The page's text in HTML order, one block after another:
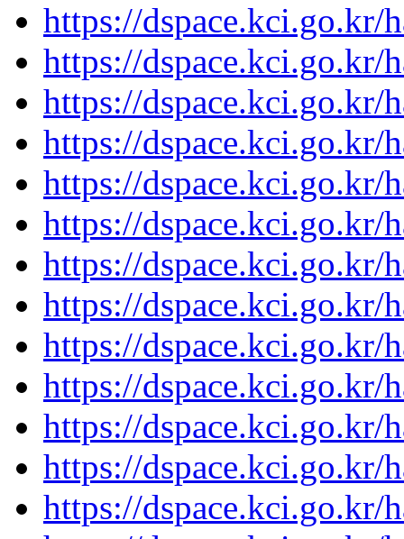
https://dspace.kci.go.kr/
https://dspace.kci.go.kr/
https://dspace.kci.go.kr/
https://dspace.kci.go.kr/
https://dspace.kci.go.kr/
https://dspace.kci.go.kr/
https://dspace.kci.go.kr/
https://dspace.kci.go.kr/
https://dspace.kci.go.kr/
https://dspace.kci.go.kr/
https://dspace.kci.go.kr/
https://dspace.kci.go.kr/
https://dspace.kci.go.kr/